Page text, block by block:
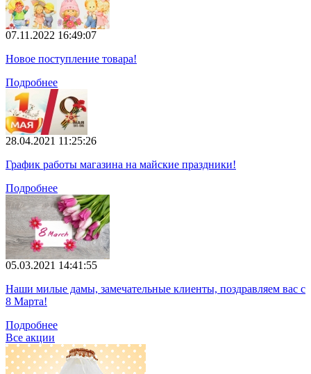
07.11.2022 16:49:07
Новое поступление товара!
Подробнее
28.04.2021 11:25:26
График работы магазина на майские праздники!
Подробнее
05.03.2021 14:41:55
Наши милые дамы, замечательные клиенты, поздравляем вас с
8 Марта!
Подробнее
Все акции